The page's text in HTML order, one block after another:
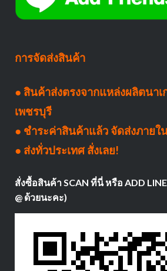
การจัดส่งสินค้า
● สินค้าส่งตรงจากแหล่งผลิตนา
เพชรบุรี
● ชำระค่าสินค้าแล้ว จัดส่งภายใ
● ส่งทั่วประเทศ สั่งเลย!
สั่งซื้อสินค้า SCAN ที่นี่ หรือ ADD LINE
@ ด้วยนะคะ)